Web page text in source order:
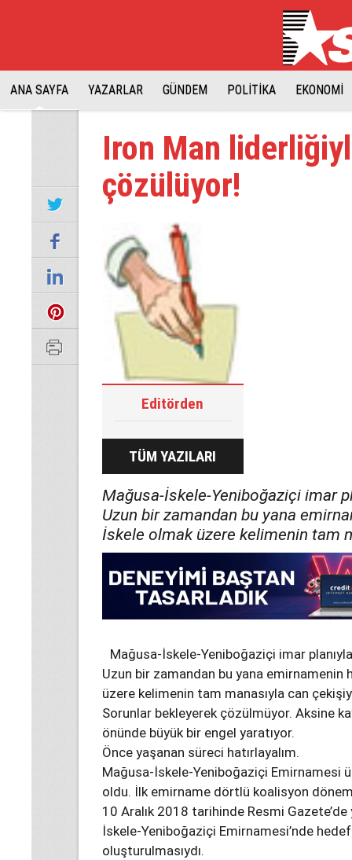
ANA SAYFA YAZARLAR GÜNDEM POLİTİKA EKONOMİ
Iron Man
çözülüyor!
Editörden
TÜM YAZILARI
Mağusa-İskele-Yeniboğaziçi imar
Uzun bir zamandan bu yana
İskele olmak üzere kelimenin tam
Mağusa-İskele-Yeniboğaziçi imar
Uzun bir zamandan bu yana
üzere kelimenin tam manasıyla can
Sorunlar bekleyerek çözülmüyor. Aksine
önünde büyük bir engel yaratıyor.
Önce yaşanan süreci hatırlayalım.
Mağusa-İskele-Yeniboğaziçi Emirnamesi
oldu. İlk emirname dörtlü koalisyon
10 Aralık 2018 tarihinde Resmi
İskele-Yeniboğaziçi Emirnamesi’nde
oluşturulmasıydı.